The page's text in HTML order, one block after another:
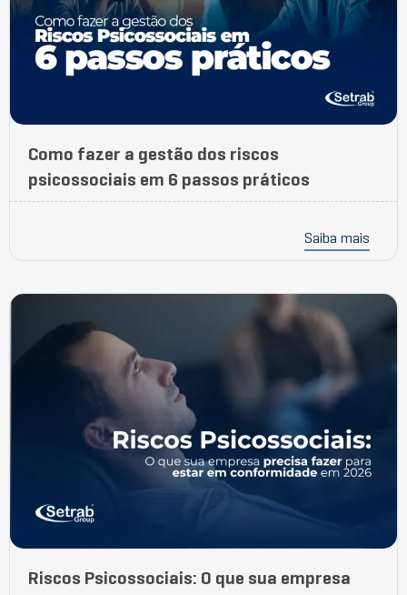
Como fazer a gestão dos riscos
psicossociais em 6 passos práticos
Saiba mais
Riscos Psicossociais: O que sua empresa